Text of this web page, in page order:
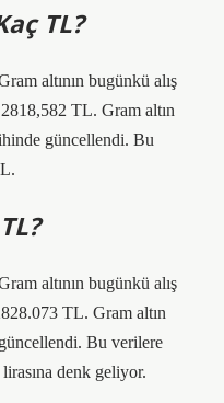
TL?
altının bugünkü alış
TL. Gram altın
güncellendi. Bu
altının bugünkü alış
TL. Gram altın
Bu verilere
denk geliyor.